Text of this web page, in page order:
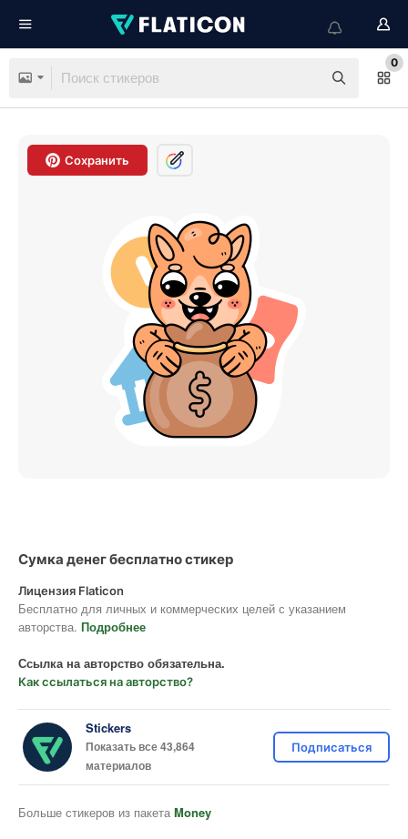
0
Сохранить
Сумка денег бесплатно стикер
Лицензия Flaticon
Бесплатно для личных и коммерческих целей с указанием
авторства. Подробнее
Ссылка на авторство обязательна.
Как ссылаться на авторство?
Stickers
Показать все 43,864
материалов
Подписаться
Больше стикеров из пакета Money